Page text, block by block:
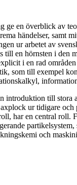
ge en överblick av
händelser, samt
ur arbetet av
till en hörnsten i den
i en rad
som till exempel
introduktion till stora
ur tidigare och
har en central roll.
partikelsystem,
och